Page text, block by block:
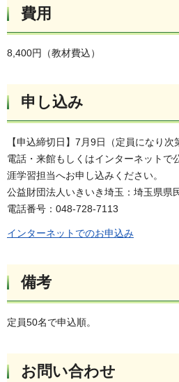
費用
8,400円（教材費込）
申し込み
【申込締切日】7月9日（定員になり次
電話・来館もしくはインターネットで
涯学習担当へお申し込みください。
公益財団法人いきいき埼玉：埼玉県県
電話番号：048-728-7113
インターネットでのお申込み
備考
定員50名で申込順。
お問い合わせ